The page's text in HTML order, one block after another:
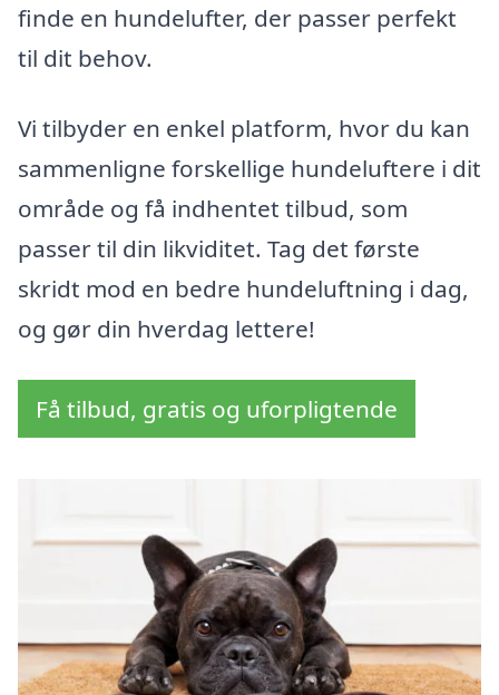
finde en hundelufter, der passer perfekt
til dit behov.
Vi tilbyder en enkel platform, hvor du kan
sammenligne forskellige hundeluftere i dit
område og få indhentet tilbud, som
passer til din likviditet. Tag det første
skridt mod en bedre hundeluftning i dag,
og gør din hverdag lettere!
Få tilbud, gratis og uforpligtende